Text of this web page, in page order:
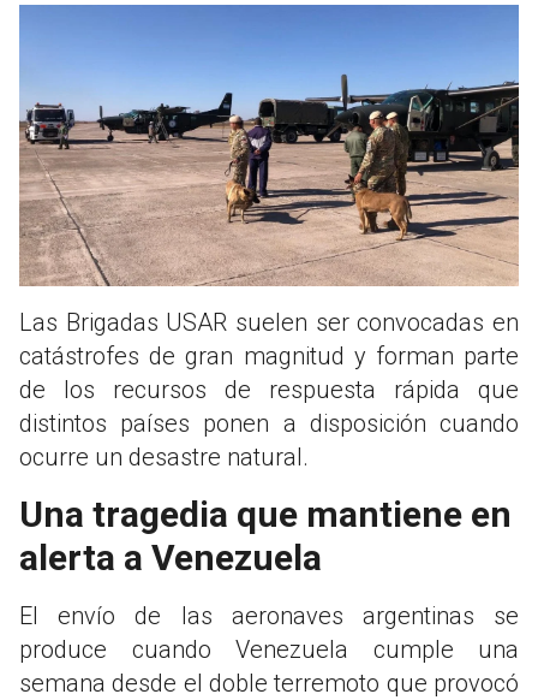
Las Brigadas USAR suelen ser convocadas en
catástrofes de gran magnitud y forman parte
de los recursos de respuesta rápida que
distintos países ponen a disposición cuando
ocurre un desastre natural.
Una tragedia que mantiene en
alerta a Venezuela
El envío de las aeronaves argentinas se
produce cuando Venezuela cumple una
semana desde el doble terremoto que provocó